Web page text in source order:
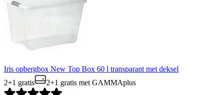
Iris opbergbox New Top Box 60 l transparant met deksel
2+1 gratis
2+1 gratis met GAMMAplus